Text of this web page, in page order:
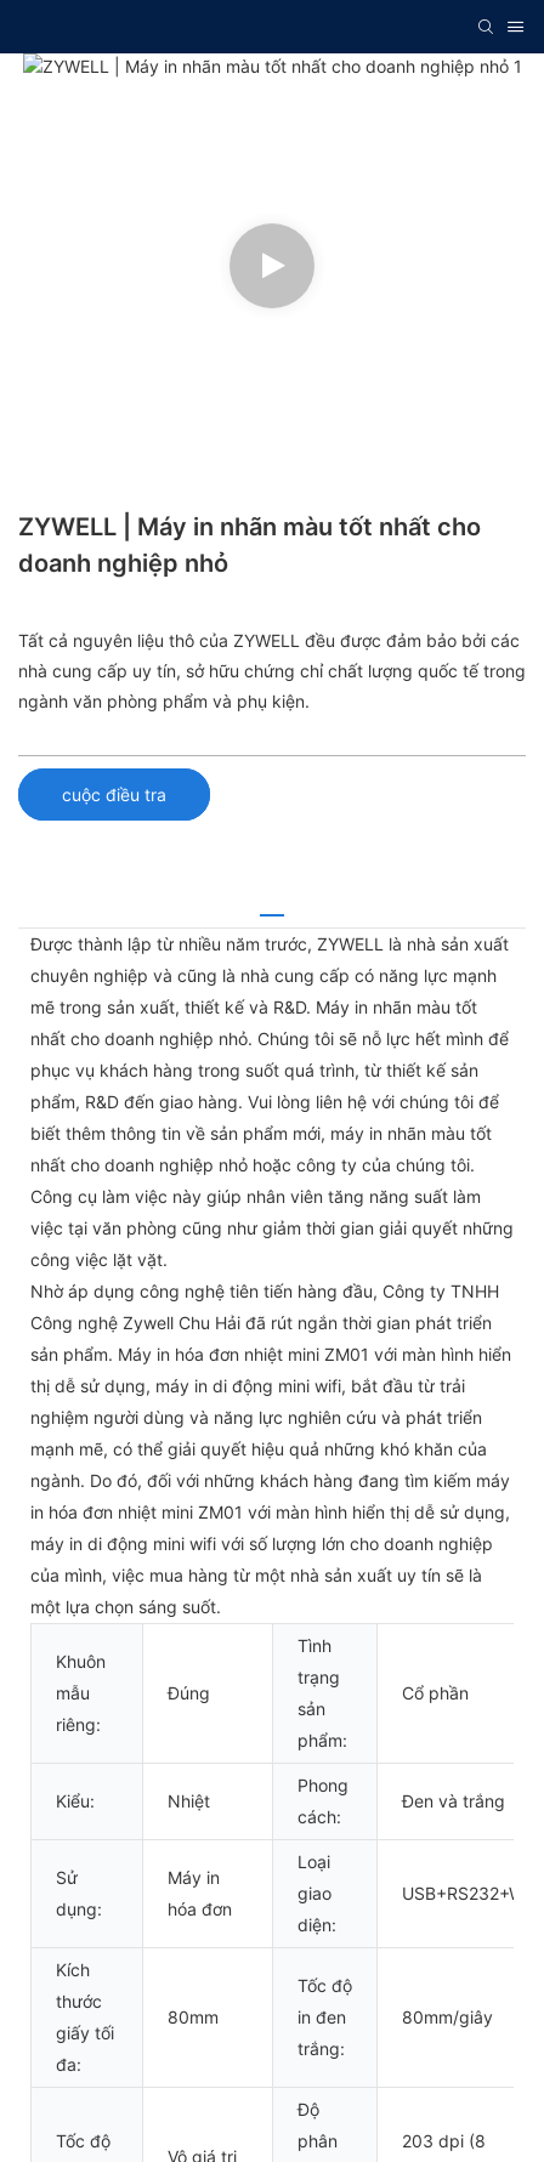
ZYWELL | Máy in nhãn màu tốt nhất cho
doanh nghiệp nhỏ
Tất cả nguyên liệu thô của ZYWELL đều được đảm bảo bởi các
nhà cung cấp uy tín, sở hữu chứng chỉ chất lượng quốc tế trong
ngành văn phòng phẩm và phụ kiện.
cuộc điều tra
Được thành lập từ nhiều năm trước, ZYWELL là nhà sản xuất
chuyên nghiệp và cũng là nhà cung cấp có năng lực mạnh
mẽ trong sản xuất, thiết kế và R&D. Máy in nhãn màu tốt
nhất cho doanh nghiệp nhỏ. Chúng tôi sẽ nỗ lực hết mình để
phục vụ khách hàng trong suốt quá trình, từ thiết kế sản
phẩm, R&D đến giao hàng. Vui lòng liên hệ với chúng tôi để
biết thêm thông tin về sản phẩm mới, máy in nhãn màu tốt
nhất cho doanh nghiệp nhỏ hoặc công ty của chúng tôi.
Công cụ làm việc này giúp nhân viên tăng năng suất làm
việc tại văn phòng cũng như giảm thời gian giải quyết những
công việc lặt vặt.
Nhờ áp dụng công nghệ tiên tiến hàng đầu, Công ty TNHH
Công nghệ Zywell Chu Hải đã rút ngắn thời gian phát triển
sản phẩm. Máy in hóa đơn nhiệt mini ZM01 với màn hình hiển
thị dễ sử dụng, máy in di động mini wifi, bắt đầu từ trải
nghiệm người dùng và năng lực nghiên cứu và phát triển
mạnh mẽ, có thể giải quyết hiệu quả những khó khăn của
ngành. Do đó, đối với những khách hàng đang tìm kiếm máy
in hóa đơn nhiệt mini ZM01 với màn hình hiển thị dễ sử dụng,
máy in di động mini wifi với số lượng lớn cho doanh nghiệp
của mình, việc mua hàng từ một nhà sản xuất uy tín sẽ là
một lựa chọn sáng suốt.
Khuôn
mẫu
riêng:
Đúng
Tình
trạng
sản
phẩm:
Cổ phần
Kiểu: Nhiệt
Phong
cách:
Đen và trắng
Sử
dụng:
Máy in
hóa đơn
Loại
giao
diện:
USB+RS232+WIFI
Kích
thước
giấy tối
đa:
80mm
Tốc độ
in đen
trắng:
80mm/giây
Tốc độ
Vô giá trị
Độ
phân
203 dpi (8